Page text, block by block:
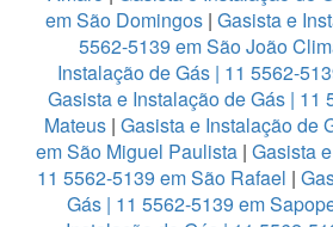
em São Domingos| Gasista e
5562-5139 em São João
Instalação de Gás | 11 5562-
Gasista e Instalação de Gás | 11
Mateus | Gasista e Instalação de
em São Miguel Paulista | Gasista
11 5562-5139 em São Rafael |
Gás | 11 5562-5139 em